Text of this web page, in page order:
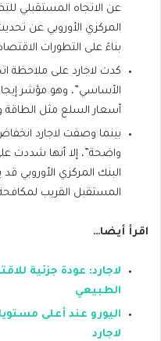
عن الاتجاه المستقبلي
المركزي الأوروبي عن
بناءً على التطورات
كدت لاجارد على ملاحظة
الأساسي”، وهو مؤشر
أسعار السلع مثل الطاقة
بينما وصفت لاجارد
واضحة”، إلا أنها شددت
البنك المركزي الأوروبي
المستقبل القريب
اقرأ أيضا…
لاجارد: عودة جزئية
الطبيعي
اليورو عند أعلى
لاجارد